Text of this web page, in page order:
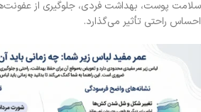
سلامت پوست، بهداشت فردی، جلوگیری از
احساس راحتی تأثیر می‌گذارد.